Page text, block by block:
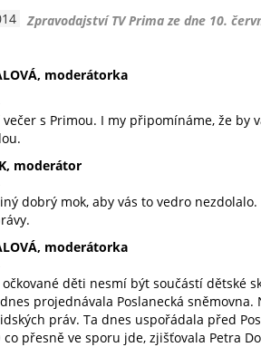
Zpravodajství TV Prima ze dne 10.
moderátorka
s Primou. I my připomínáme, že by
moderátor
dobrý mok, aby vás to vedro
moderátorka
děti nesmí být součástí dětské
projednávala Poslanecká
práv. Ta dnes uspořádala před
přesně ve sporu jde, zjišťovala Petra